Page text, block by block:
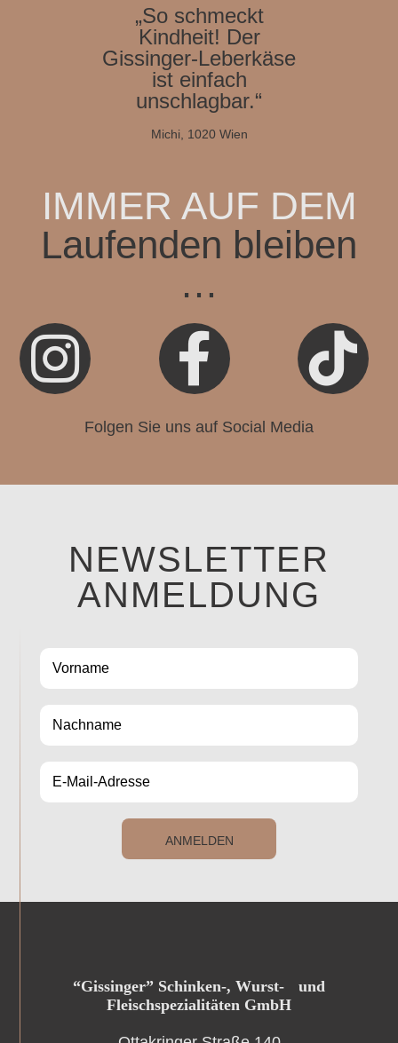
„So schmeckt
Kindheit! Der
Gissinger-Leberkäse
ist einfach
unschlagbar.“
Michi, 1020 Wien
IMMER AUF DEM
Laufenden bleiben
…
  
Folgen Sie uns auf Social Media
NEWSLETTER
ANMELDUNG
ANMELDEN
“Gissinger” Schinken-, Wurst- und
Fleischspezialitäten GmbH